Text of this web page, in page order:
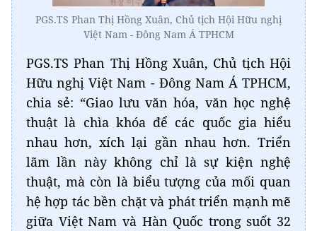
PGS.TS Phan Thị Hồng Xuân, Chủ tịch Hội Hữu nghị
Việt Nam - Đông Nam Á TPHCM
PGS.TS Phan Thị Hồng Xuân, Chủ tịch Hội
Hữu nghị Việt Nam - Đông Nam Á TPHCM,
chia sẻ: “Giao lưu văn hóa, văn học nghệ
thuật là chìa khóa để các quốc gia hiểu
nhau hơn, xích lại gần nhau hơn. Triển
lãm lần này không chỉ là sự kiện nghệ
thuật, mà còn là biểu tượng của mối quan
hệ hợp tác bền chặt và phát triển mạnh mẽ
giữa Việt Nam và Hàn Quốc trong suốt 32